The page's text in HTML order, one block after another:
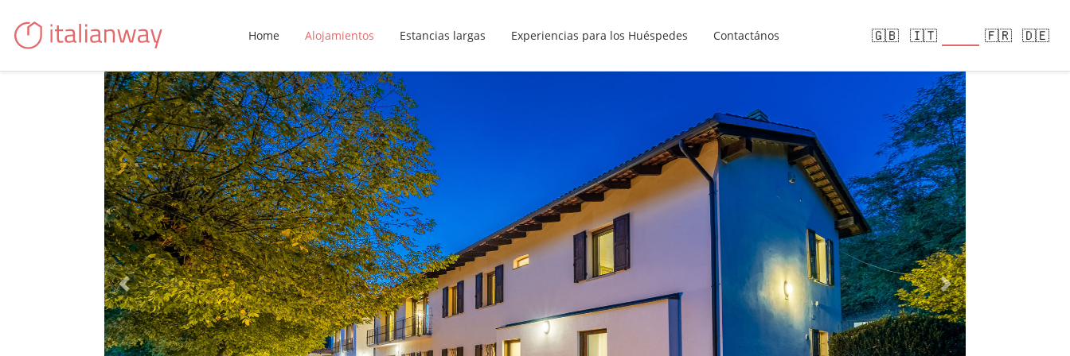
Home Alojamientos Estancias largas Experiencias para los Huéspedes Contactános 🇬🇧 🇮🇹 🇫🇷 🇩🇪